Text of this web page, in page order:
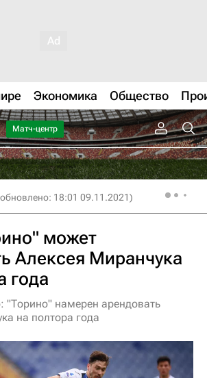
Экономика Общество
Матч-центр
18:01 09.11.2021)
может
Алексея Миранчука
года
"Торино" намерен арендовать
на полтора года